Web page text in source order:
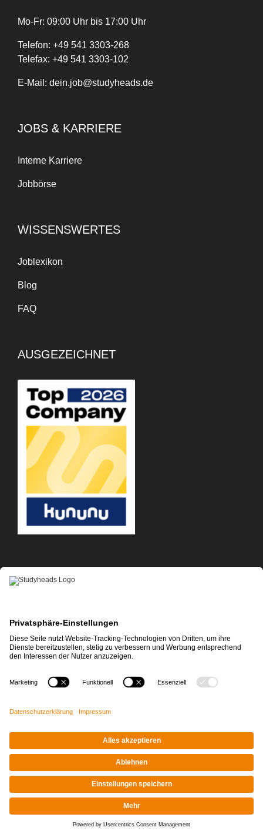
Mo-Fr: 09:00 Uhr bis 17:00 Uhr
Telefon: +49 541 3303-268
Telefax: +49 541 3303-102
E-Mail: dein.job@studyheads.de
JOBS & KARRIERE
Interne Karriere
Jobbörse
WISSENSWERTES
Joblexikon
Blog
FAQ
AUSGEZEICHNET
Impressum|Datenschutz
© STUDYHEADS, 2026